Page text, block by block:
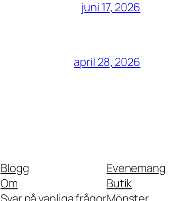
juni 17, 2026
april 28, 2026
Blogg
Om
Evenemang
Butik